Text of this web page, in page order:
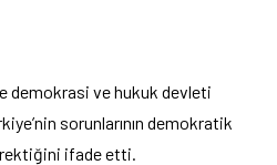
demokrasi ve hukuk devleti
sorunlarının demokratik
ifade etti.